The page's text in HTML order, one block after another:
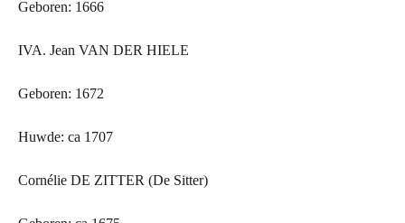
Geboren: 1666
IVA. Jean VAN DER HIELE
Geboren: 1672
Huwde: ca 1707
Cornélie DE ZITTER (De Sitter)